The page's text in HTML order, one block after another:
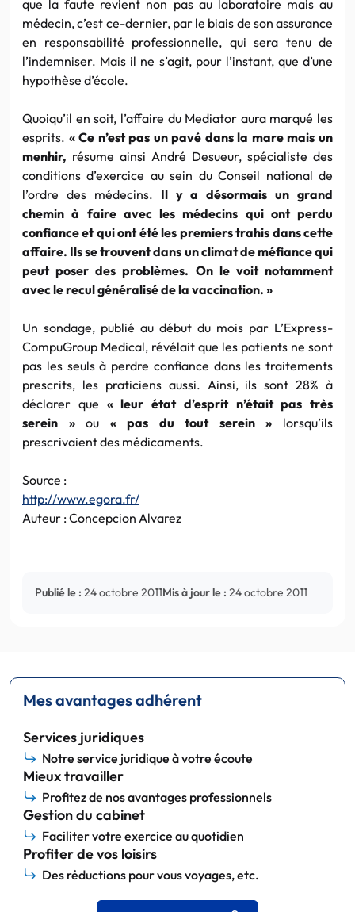
que la faute revient non pas au laboratoire mais au
médecin, c’est ce-dernier, par le biais de son assurance
en responsabilité professionnelle, qui sera tenu de
l’indemniser. Mais il ne s’agit, pour l’instant, que d’une
hypothèse d’école.
Quoiqu’il en soit, l’affaire du Mediator aura marqué les
esprits. « Ce n’est pas un pavé dans la mare mais un
menhir, résume ainsi André Desueur, spécialiste des
conditions d’exercice au sein du Conseil national de
l’ordre des médecins. Il y a désormais un grand
chemin à faire avec les médecins qui ont perdu
confiance et qui ont été les premiers trahis dans cette
affaire. Ils se trouvent dans un climat de méfiance qui
peut poser des problèmes. On le voit notamment
avec le recul généralisé de la vaccination. »
Un sondage, publié au début du mois par L’Express-
CompuGroup Medical, révélait que les patients ne sont
pas les seuls à perdre confiance dans les traitements
prescrits, les praticiens aussi. Ainsi, ils sont 28% à
déclarer que « leur état d’esprit n’était pas très
serein »ou « pas du tout serein » lorsqu’ils
prescrivaient des médicaments.
Source :
http://www.egora.fr/
Auteur : Concepcion Alvarez
Publié le : 24 octobre 2011Mis à jour le : 24 octobre 2011
Mes avantages adhérent
Services juridiques
Notre service juridique à votre écoute
Mieux travailler
Profitez de nos avantages professionnels
Gestion du cabinet
Faciliter votre exercice au quotidien
Profiter de vos loisirs
Des réductions pour vous voyages, etc.